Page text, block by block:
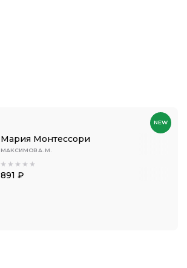
Мария Монтессори
МАКСИМОВ А. М.
891 ₽
NEW